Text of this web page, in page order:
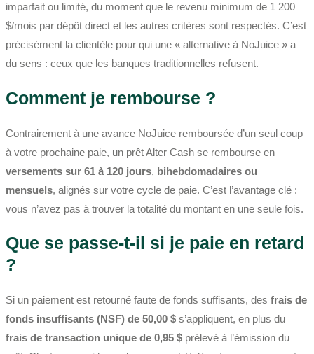
imparfait ou limité, du moment que le revenu minimum de 1 200
$/mois par dépôt direct et les autres critères sont respectés. C’est
précisément la clientèle pour qui une « alternative à NoJuice » a
du sens : ceux que les banques traditionnelles refusent.
Comment je rembourse ?
Contrairement à une avance NoJuice remboursée d’un seul coup
à votre prochaine paie, un prêt Alter Cash se rembourse en
versements sur 61 à 120 jours, bihebdomadaires ou
mensuels, alignés sur votre cycle de paie. C’est l’avantage clé :
vous n’avez pas à trouver la totalité du montant en une seule fois.
Que se passe-t-il si je paie en retard
?
Si un paiement est retourné faute de fonds suffisants, des frais de
fonds insuffisants (NSF) de 50,00 $ s’appliquent, en plus du
frais de transaction unique de 0,95 $ prélevé à l’émission du